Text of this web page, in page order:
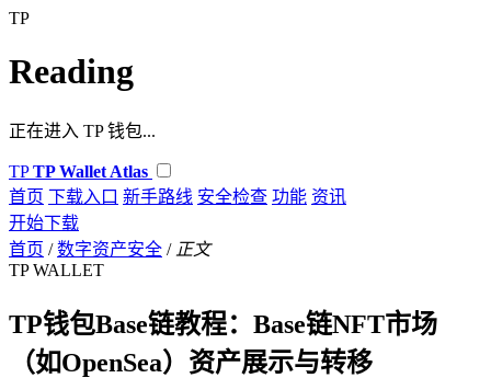
TP
Reading
正在进入 TP 钱包...
TP TP Wallet Atlas
首页 下载入口 新手路线 安全检查 功能 资讯
开始下载
首页 / 数字资产安全 / 正文
TP WALLET
TP钱包Base链教程：Base链NFT市场
（如OpenSea）资产展示与转移